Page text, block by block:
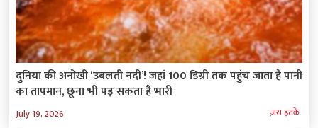
दुनिया की अनोखी ‘उबलती नदी’! जहां 100 डिग्री तक पहुंच जाता है पानी
का तापमान, छूना भी पड़ सकता है भारी
July 19, 2026 ज़रा हटके